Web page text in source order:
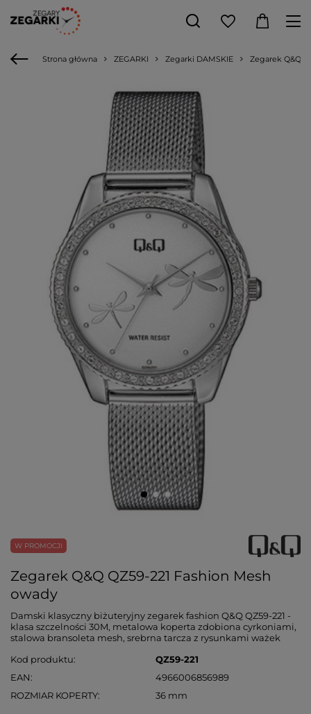
Strona główna ZEGARKI Zegarki DAMSKIE Zegarek Q&Q
W PROMOCJI
Zegarek Q&Q QZ59-221 Fashion Mesh
owady
Damski klasyczny biżuteryjny zegarek fashion Q&Q QZ59-221 -
klasa szczelności 30M, metalowa koperta zdobiona cyrkoniami,
stalowa bransoleta mesh, srebrna tarcza z rysunkami ważek
Kod produktu
QZ59-221
EAN
4966006856989
ROZMIAR KOPERTY
36 mm